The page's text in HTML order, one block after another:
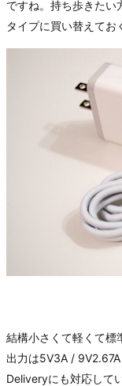
ですね。持ち歩きたい
タイプに買い替えてお
結構小さくて軽くて標
出力は5V3A /
Deliveryにも対応して